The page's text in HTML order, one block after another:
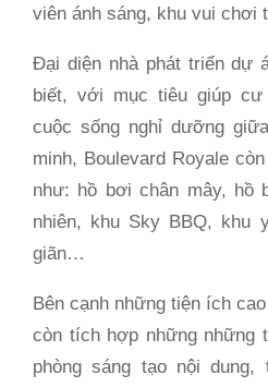
viên ánh sáng, khu vui chơi
Đại diện nhà phát triển dự
biết, với mục tiêu giúp cư
cuộc sống nghỉ dưỡng
minh, Boulevard Royale
như: hồ bơi chân mây, hồ
nhiên, khu Sky BBQ, khu
giãn…
Bên cạnh những tiện ích
còn tích hợp những những
phòng sáng tạo nội